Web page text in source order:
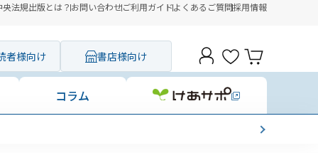
央法規出版とは？お問い合わせご利用ガイドよくあるご質問採用情報
者様向け 書店様向け
コラム